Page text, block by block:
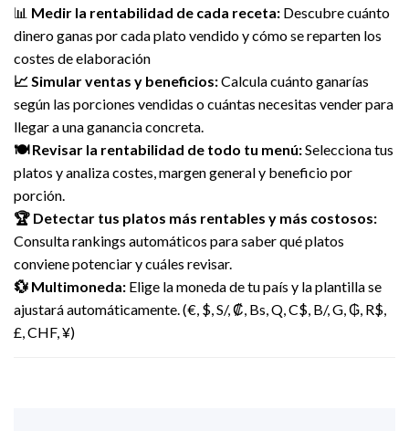
📊 Medir la rentabilidad de cada receta: Descubre cuánto
dinero ganas por cada plato vendido y cómo se reparten los
costes de elaboración
📈 Simular ventas y beneficios:Calcula cuánto ganarías
según las porciones vendidas o cuántas necesitas vender para
llegar a una ganancia concreta.
🍽️ Revisar la rentabilidad de todo tu menú:Selecciona tus
platos y analiza costes, margen general y beneficio por
porción.
🏆 Detectar tus platos más rentables y más costosos:
Consulta rankings automáticos para saber qué platos
conviene potenciar y cuáles revisar.
💱 Multimoneda: Elige la moneda de tu país y la plantilla se
ajustará automáticamente. (€, $, S/, ₡, Bs, Q, C$, B/, G, ₲, R$,
£, CHF, ¥)